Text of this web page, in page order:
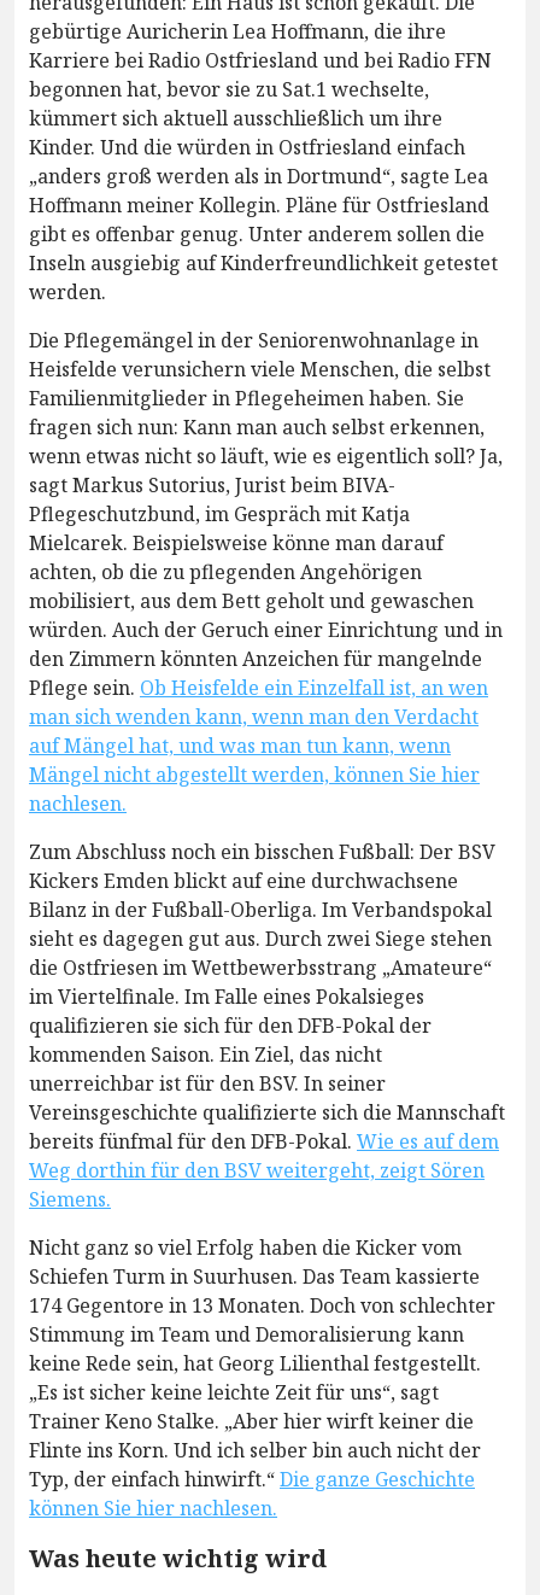
gebürtige Auricherin Lea Hoffmann, die ihre
Karriere bei Radio Ostfriesland und bei Radio FFN
begonnen hat, bevor sie zu Sat.1 wechselte,
kümmert sich aktuell ausschließlich um ihre
Kinder. Und die würden in Ostfriesland einfach
„anders groß werden als in Dortmund“, sagte Lea
Hoffmann meiner Kollegin. Pläne für Ostfriesland
gibt es offenbar genug. Unter anderem sollen die
Inseln ausgiebig auf Kinderfreundlichkeit getestet
werden.
Die Pflegemängel in der Seniorenwohnanlage in
Heisfelde verunsichern viele Menschen, die selbst
Familienmitglieder in Pflegeheimen haben. Sie
fragen sich nun: Kann man auch selbst erkennen,
wenn etwas nicht so läuft, wie es eigentlich soll? Ja,
sagt Markus Sutorius, Jurist beim BIVA-
Pflegeschutzbund, im Gespräch mit Katja
Mielcarek. Beispielsweise könne man darauf
achten, ob die zu pflegenden Angehörigen
mobilisiert, aus dem Bett geholt und gewaschen
würden. Auch der Geruch einer Einrichtung und in
den Zimmern könnten Anzeichen für mangelnde
Pflege sein. Ob Heisfelde ein Einzelfall ist, an wen
man sich wenden kann, wenn man den Verdacht
auf Mängel hat, und was man tun kann, wenn
Mängel nicht abgestellt werden, können Sie hier
nachlesen.
Zum Abschluss noch ein bisschen Fußball: Der BSV
Kickers Emden blickt auf eine durchwachsene
Bilanz in der Fußball-Oberliga. Im Verbandspokal
sieht es dagegen gut aus. Durch zwei Siege stehen
die Ostfriesen im Wettbewerbsstrang „Amateure“
im Viertelfinale. Im Falle eines Pokalsieges
qualifizieren sie sich für den DFB-Pokal der
kommenden Saison. Ein Ziel, das nicht
unerreichbar ist für den BSV. In seiner
Vereinsgeschichte qualifizierte sich die Mannschaft
bereits fünfmal für den DFB-Pokal. Wie es auf dem
Weg dorthin für den BSV weitergeht, zeigt Sören
Siemens.
Nicht ganz so viel Erfolg haben die Kicker vom
Schiefen Turm in Suurhusen. Das Team kassierte
174 Gegentore in 13 Monaten. Doch von schlechter
Stimmung im Team und Demoralisierung kann
keine Rede sein, hat Georg Lilienthal festgestellt.
„Es ist sicher keine leichte Zeit für uns“, sagt
Trainer Keno Stalke. „Aber hier wirft keiner die
Flinte ins Korn. Und ich selber bin auch nicht der
Typ, der einfach hinwirft.“Die ganze Geschichte
können Sie hier nachlesen.
Was heute wichtig wird